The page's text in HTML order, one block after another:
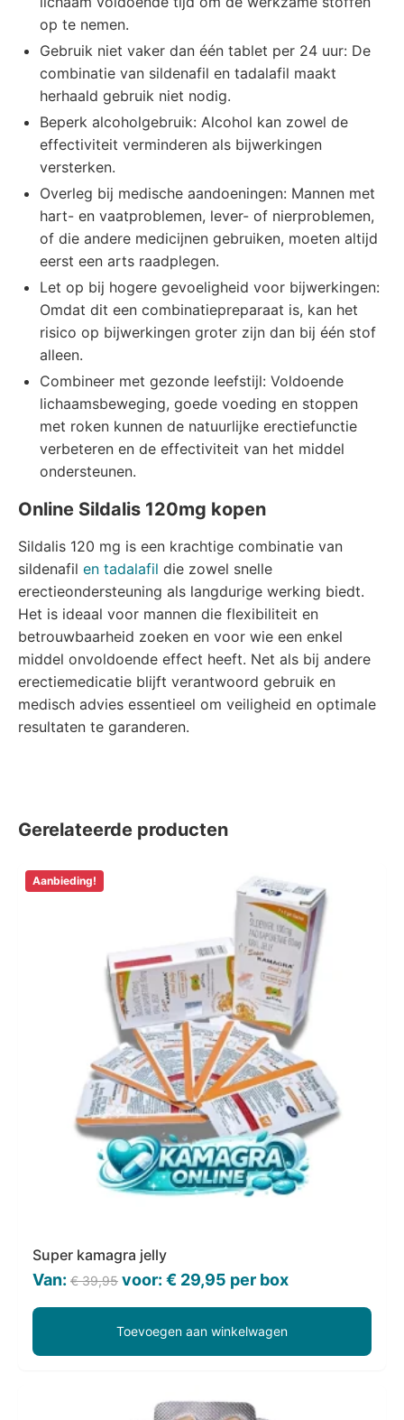
op te nemen.
Gebruik niet vaker dan één tablet per 24 uur: De
combinatie van sildenafil en tadalafil maakt
herhaald gebruik niet nodig.
Beperk alcoholgebruik: Alcohol kan zowel de
effectiviteit verminderen als bijwerkingen
versterken.
Overleg bij medische aandoeningen: Mannen met
hart- en vaatproblemen, lever- of nierproblemen,
of die andere medicijnen gebruiken, moeten altijd
eerst een arts raadplegen.
Let op bij hogere gevoeligheid voor bijwerkingen:
Omdat dit een combinatiepreparaat is, kan het
risico op bijwerkingen groter zijn dan bij één stof
alleen.
Combineer met gezonde leefstijl: Voldoende
lichaamsbeweging, goede voeding en stoppen
met roken kunnen de natuurlijke erectiefunctie
verbeteren en de effectiviteit van het middel
ondersteunen.
Online Sildalis 120mg kopen
Sildalis 120 mg is een krachtige combinatie van
sildenafil en tadalafil die zowel snelle
erectieondersteuning als langdurige werking biedt.
Het is ideaal voor mannen die flexibiliteit en
betrouwbaarheid zoeken en voor wie een enkel
middel onvoldoende effect heeft. Net als bij andere
erectiemedicatie blijft verantwoord gebruik en
medisch advies essentieel om veiligheid en optimale
resultaten te garanderen.
Gerelateerde producten
Aanbieding!
Super kamagra jelly
Van: €39,95 Oorspronkelijke
prijs
was:
€ 39,95.
voor: € 29,95 Huidige
prijs
is:
€ 29,95.
per box
Toevoegen aan winkelwagen